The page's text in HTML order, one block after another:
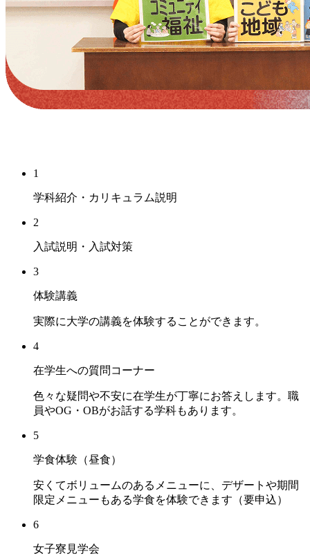
1
学科紹介・カリキュラム説明
2
入試説明・入試対策
3
体験講義
実際に大学の講義を体験することができます。
4
在学生への質問コーナー
色々な疑問や不安に在学生が丁寧にお答えします。職
員やOG・OBがお話する学科もあります。
5
学食体験（昼食）
安くてボリュームのあるメニューに、デザートや期間
限定メニューもある学食を体験できます（要申込）
6
女子寮見学会